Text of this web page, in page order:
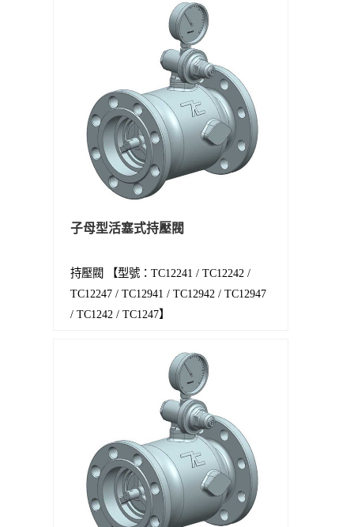
子母型活塞式持壓閥
持壓閥 【型號：TC12241 / TC12242 /
TC12247 / TC12941 / TC12942 / TC12947
/ TC1242 / TC1247】